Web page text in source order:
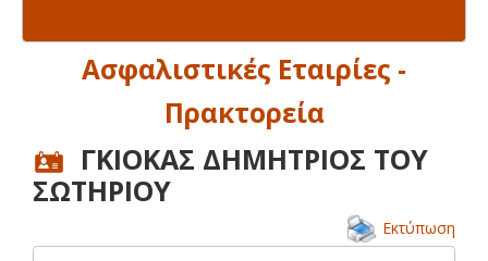
Ασφαλιστικές Εταιρίες -
Πρακτορεία
ΓΚΙΟΚΑΣ ΔΗΜΗΤΡΙΟΣ ΤΟΥ
ΣΩΤΗΡΙΟΥ
Εκτύπωση